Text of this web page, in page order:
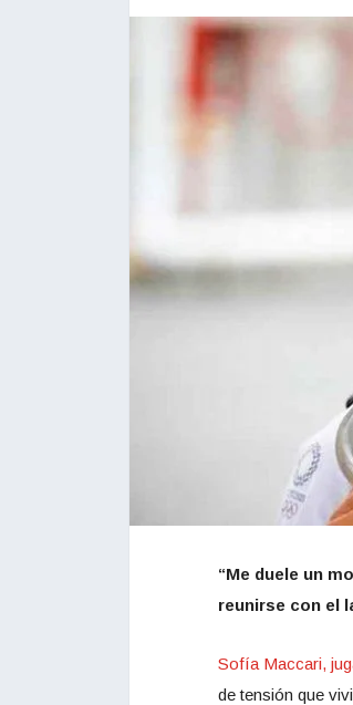
“Me duele un
reunirse con el
Sofía Maccari,
de tensión que